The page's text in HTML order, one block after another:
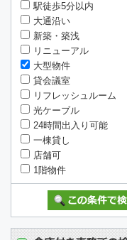
駅徒歩5分以内
大通沿い
新築・築浅
リニューアル
大型物件
貸会議室
リフレッシュルーム
光ケーブル
24時間出入り可能
一棟貸し
店舗可
1階物件